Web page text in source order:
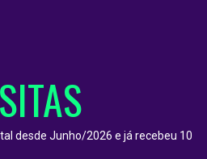
desde Junho/2026 e já recebeu 10